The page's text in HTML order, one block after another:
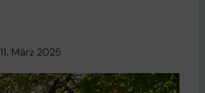
11. März 2025